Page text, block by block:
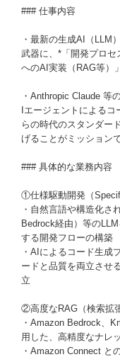
### 仕事内容
・最新の生成AI（LLM
武器に、*「開発プロ
へのAI実装（RAG等）
・Anthropic Claude 等
Iエージェントによる
らの時代のスタンダー
げることがミッションで
### 具体的な業務内容
①仕様駆動開発（
・自然言語や構造化さ
Bedrock経由）等の
する開発フローの構築
・AIによるコード生成
ードと品質を両立させ
立
②高度なRAG（検索拡
・Amazon Bedrock、
用した、高精度なナレ
・Amazon Connect と